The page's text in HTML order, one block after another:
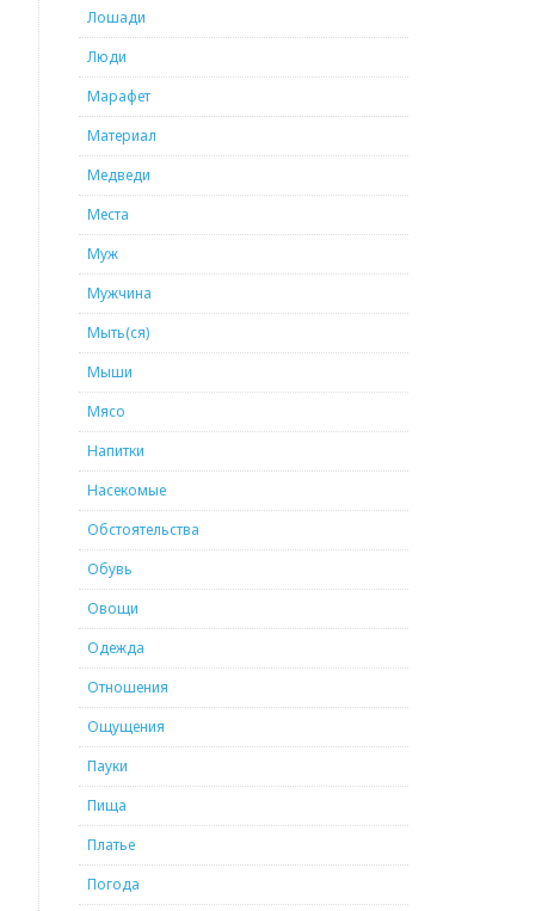
Лошади
Люди
Марафет
Материал
Медведи
Места
Муж
Мужчина
Мыть(ся)
Мыши
Мясо
Напитки
Насекомые
Обстоятельства
Обувь
Овощи
Одежда
Отношения
Ощущения
Пауки
Пища
Платье
Погода